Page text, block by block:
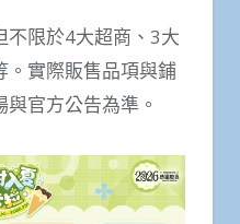
不限於4大超商、3大
。實際販售品項與鋪
官方公告為準。